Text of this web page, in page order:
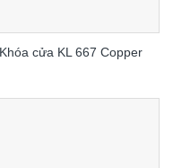
Khóa cửa KL 667 Copper